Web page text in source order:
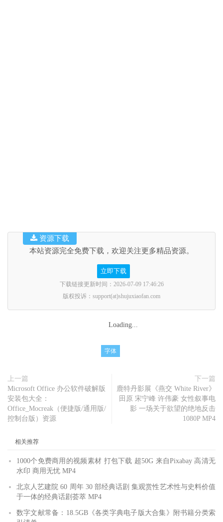
本站资源完全免费下载，欢迎关注更多精品资源。
立即下载
下载链接更新时间：2026-07-09 17:46:26
版权投诉：support(at)shujuxiaofan.com
资源下载
Loading...
字体
上一篇
Microsoft Office 办公软件破解版
安装包大全：
Office_Mocreak（便捷版/通用版/
控制台版）资源
下一篇
鹿特丹影展《燕交 White River》
田原 宋宁峰 许伟豪 女性叙事电
影 一场关于欲望的绝地反击
1080P MP4
相关推荐
1000个免费商用的视频素材 打包下载 超50G 来自Pixabay 高清无
水印 商用无忧 MP4
北京人艺建院 60 周年 30 部经典话剧 集观赏性艺术性与史料价值
于一体的经典话剧荟萃 MP4
数字文献常备：18.5GB《各类字典电子版大合集》附书籍分类索